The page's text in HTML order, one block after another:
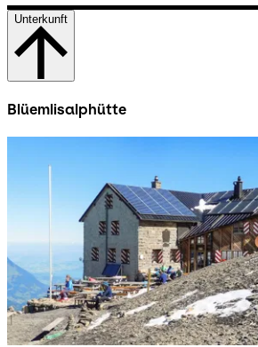
Unterkunft
Blüemlisalphütte